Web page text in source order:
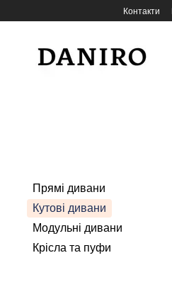
Перейти до основного контенту
Контакти
Прямі дивани
Кутові дивани
Модульні дивани
Крісла та пуфи